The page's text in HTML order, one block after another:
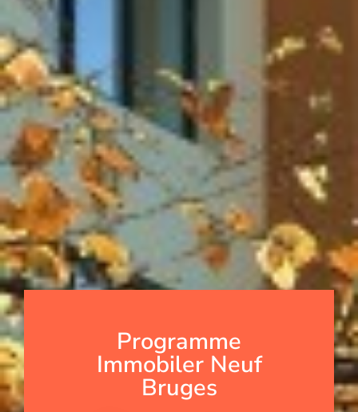
Programme
Immobiler Neuf
Bruges